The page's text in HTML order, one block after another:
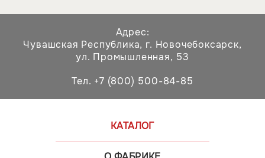
Адрес:
Чувашская Республика, г. Новочебоксарск,
ул. Промышленная, 53
Тел. +7 (800) 500-84-85
КАТАЛОГ